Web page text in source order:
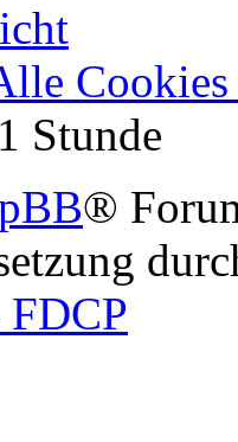
Cookies
Stunde
®